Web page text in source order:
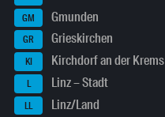
GM Gmunden
GR Grieskirchen
KI Kirchdorf an der Krems
L Linz – Stadt
LL Linz/Land